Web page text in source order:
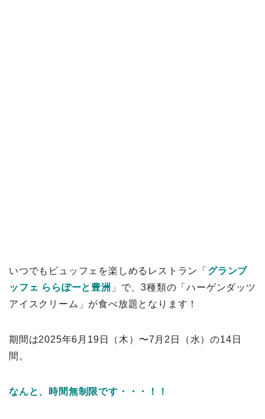
いつでもビュッフェを楽しめるレストラン「 グランブ
ッフェ ららぽーと豊洲 」で、3種類の「ハーゲンダッツ
アイスクリーム」が食べ放題となります！
期間は2025年6月19日（木）〜7月2日（水）の14日
間。
なんと、時間無制限です・・・！！